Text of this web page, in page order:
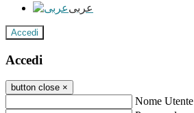
عربى
Accedi
Accedi
button close ×
Nome Utente